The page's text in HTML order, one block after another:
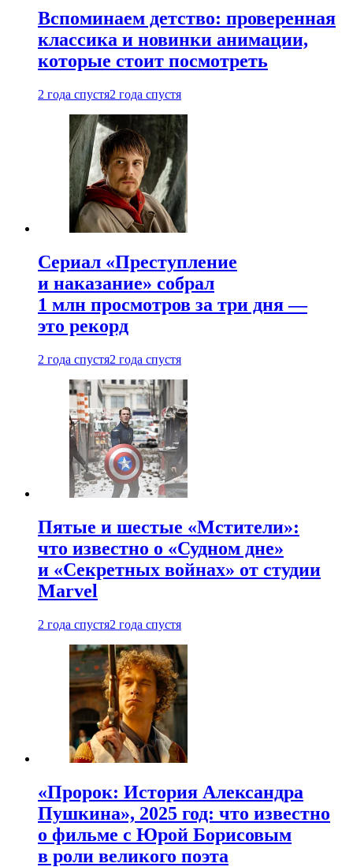
Вспоминаем детство: проверенная
классика и новинки анимации,
которые стоит посмотреть
2 года спустя2 года спустя
Сериал «Преступление
и наказание» собрал
1 млн просмотров за три дня —
это рекорд
2 года спустя2 года спустя
Пятые и шестые «Мстители»:
что известно о «Судном дне»
и «Секретных войнах» от студии
Marvel
2 года спустя2 года спустя
«Пророк: История Александра
Пушкина», 2025 год: что известно
о фильме с Юрой Борисовым
в роли великого поэта